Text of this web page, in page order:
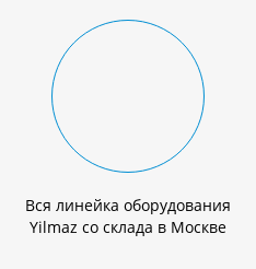
Вся линейка оборудования
Yilmaz со склада в Москве